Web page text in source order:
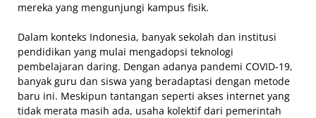
mereka yang mengunjungi kampus fisik.
Dalam konteks Indonesia, banyak sekolah dan institusi
pendidikan yang mulai mengadopsi teknologi
pembelajaran daring. Dengan adanya pandemi COVID-19,
banyak guru dan siswa yang beradaptasi dengan metode
baru ini. Meskipun tantangan seperti akses internet yang
tidak merata masih ada, usaha kolektif dari pemerintah